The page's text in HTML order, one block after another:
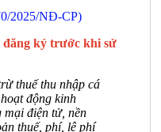
2025/NĐ-CP)
ký trước khi sử
thuế thu nhập cá
động kinh
mại điện tử, nền
thuế, phí, lệ phí